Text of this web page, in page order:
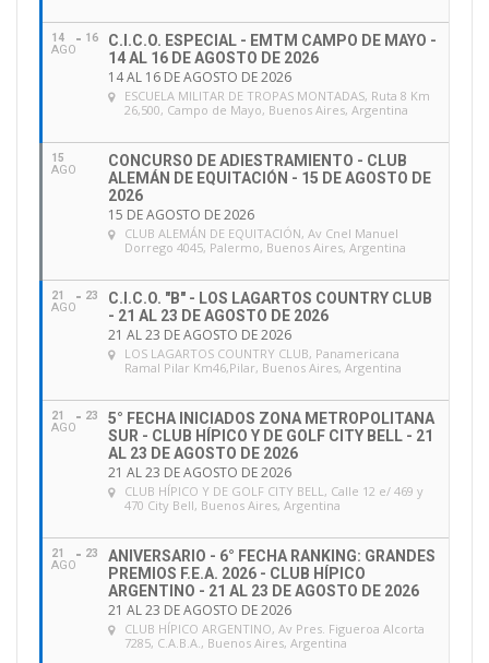
14
AGO
16
C.I.C.O. ESPECIAL - EMTM CAMPO DE MAYO -
14 AL 16 DE AGOSTO DE 2026
14 AL 16 DE AGOSTO DE 2026
ESCUELA MILITAR DE TROPAS MONTADAS, Ruta 8 Km
26,500, Campo de Mayo, Buenos Aires, Argentina
15
AGO
CONCURSO DE ADIESTRAMIENTO - CLUB
ALEMÁN DE EQUITACIÓN - 15 DE AGOSTO DE
2026
15 DE AGOSTO DE 2026
CLUB ALEMÁN DE EQUITACIÓN, Av Cnel Manuel
Dorrego 4045, Palermo, Buenos Aires, Argentina
21
AGO
23
C.I.C.O. "B" - LOS LAGARTOS COUNTRY CLUB
- 21 AL 23 DE AGOSTO DE 2026
21 AL 23 DE AGOSTO DE 2026
LOS LAGARTOS COUNTRY CLUB, Panamericana
Ramal Pilar Km46,Pilar, Buenos Aires, Argentina
21
AGO
23
5° FECHA INICIADOS ZONA METROPOLITANA
SUR - CLUB HÍPICO Y DE GOLF CITY BELL - 21
AL 23 DE AGOSTO DE 2026
21 AL 23 DE AGOSTO DE 2026
CLUB HÍPICO Y DE GOLF CITY BELL, Calle 12 e/ 469 y
470 City Bell, Buenos Aires, Argentina
21
AGO
23
ANIVERSARIO - 6° FECHA RANKING: GRANDES
PREMIOS F.E.A. 2026 - CLUB HÍPICO
ARGENTINO - 21 AL 23 DE AGOSTO DE 2026
21 AL 23 DE AGOSTO DE 2026
CLUB HÍPICO ARGENTINO, Av Pres. Figueroa Alcorta
7285, C.A.B.A., Buenos Aires, Argentina